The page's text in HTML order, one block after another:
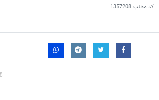
کد مطلب1357208